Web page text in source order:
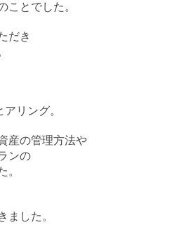
ことでした。
だき
リング。
産の管理方法や
ンの
。
ました。